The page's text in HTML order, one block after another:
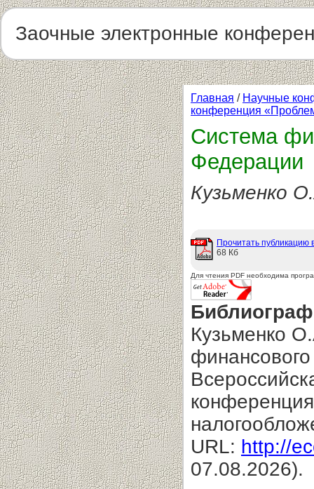
Заочные электронные
Главная / Научные
конференция
Система
Федерации
Кузьменко
Прочитать публикацию
68 Кб
Для чтения PDF необходима
Кузьменко
URL: http://
07.08.2026).